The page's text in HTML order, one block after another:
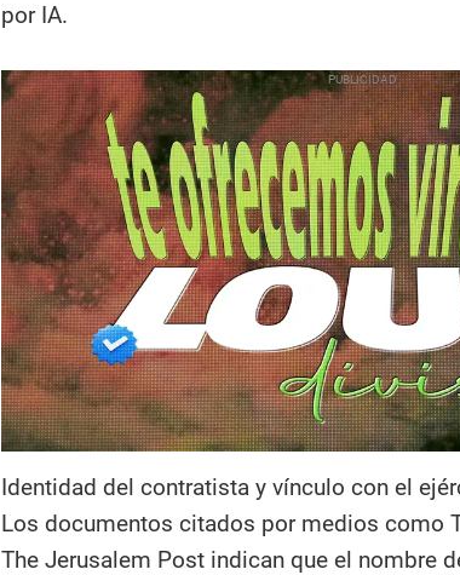
por IA.
Identidad del contratista y vínculo con el
Los documentos citados por medios como
The Jerusalem Post indican que el nombre